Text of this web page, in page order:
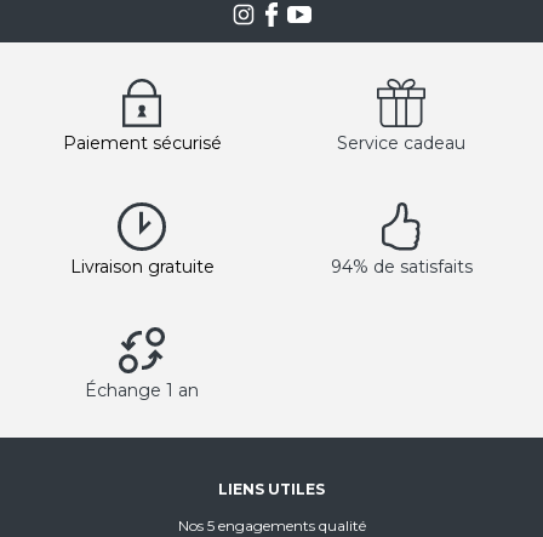
Paiement sécurisé Service cadeau
Livraison gratuite 94% de satisfaits
Échange 1 an
LIENS UTILES
Nos 5 engagements qualité